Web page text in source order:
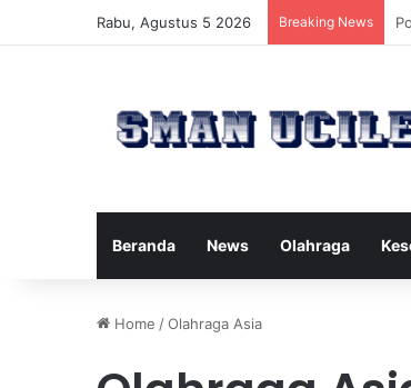
Rabu, Agustus 5 2026 Breaking News
Beranda News Olahraga
Home /Olahraga Asia